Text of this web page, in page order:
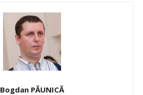
Bogdan PĂUNICĂ